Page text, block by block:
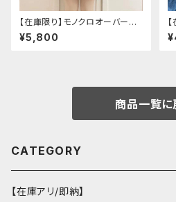
【在庫限り】モノクロオーバーサ
イズパンダパーカー
¥5,800
商品一覧に
CATEGORY
【在庫アリ/即納】